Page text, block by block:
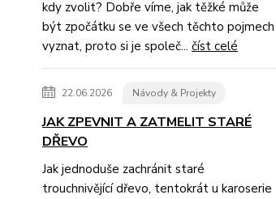
kdy zvolit? Dobře víme, jak těžké může
být zpočátku se ve všech těchto pojmech
vyznat, proto si je společ... číst celé
22.06.2026 Návody & Projekty
JAK ZPEVNIT A ZATMELIT STARÉ
DŘEVO
Jak jednoduše zachránit staré
trouchnivějící dřevo, tentokrát u karoserie